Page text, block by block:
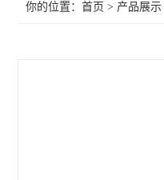
你的位置：首页 > 产品展示